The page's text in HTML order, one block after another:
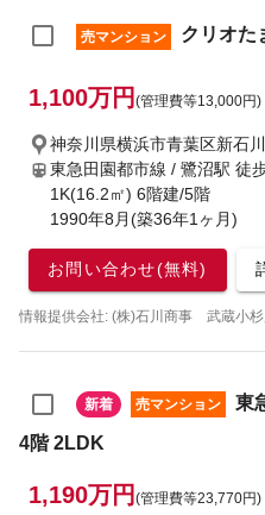
売マンション クリオた
1,100万円 (管理費等13,000円)
神奈川県横浜市青葉区新石
東急田園都市線 / 鷺沼駅 徒
1K(16.2㎡) 6階建/5階
1990年8月(築36年1ヶ月)
お問い合わせ(無料)
情報提供会社: (株)石川商事 武蔵小
新着 売マンション
東
4階 2LDK
1,190万円 (管理費等23,770円)